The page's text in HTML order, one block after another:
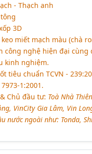
- Thạch anh
3D
miết mạch màu (chà
công nghệ hiện đại cùng
kinh nghiệm.
tiêu chuẩn TCVN -
1:2001.
Chủ đầu tư: Toà Nhà
VinCity Gia Lâm, Vin
nước ngoài như: Tonda,